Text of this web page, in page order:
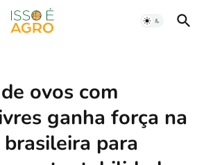
ovos com
ganha força na
para